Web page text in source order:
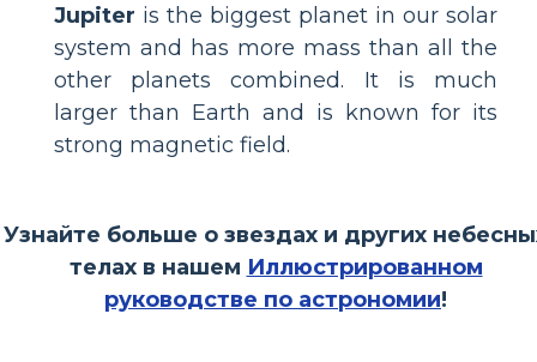
Jupiter is the biggest planet in our solar
system and has more mass than all the
other planets combined. It is much
larger than Earth and is known for its
strong magnetic field.
Узнайте больше о звездах и других
телах в нашем Иллюстрированном
руководстве по астрономии!